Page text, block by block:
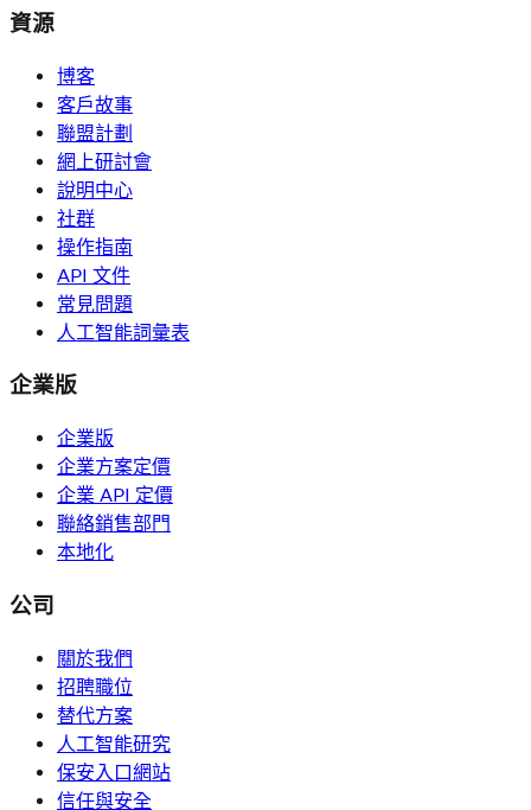
資源
博客
客戶故事
聯盟計劃
網上研討會
說明中心
社群
操作指南
API 文件
常見問題
人工智能詞彙表
企業版
企業版
企業方案定價
企業 API 定價
聯絡銷售部門
本地化
公司
關於我們
招聘職位
替代方案
人工智能研究
保安入口網站
信任與安全